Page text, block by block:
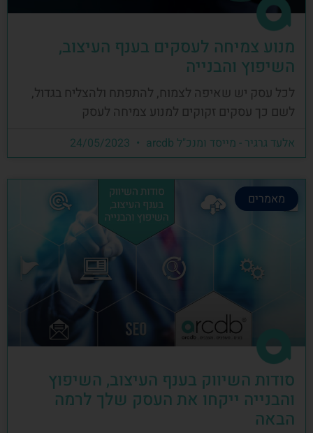
מנוע צמיחה לעסקים בענף העיצוב,
השיפוץ והבנייה
לכל עסק יש שאיפה לצמוח, להתפתח ולהצליח בגדול,
לשם כך עסקים זקוקים למנוע צמיחה לעסק
אלעד גרגיר - מייסד ומנכ"ל arcdb
מאמרים
סודות השיווק בענף העיצוב, השיפוץ
והבנייה ייקחו את העסק שלך לרמה
הבאה